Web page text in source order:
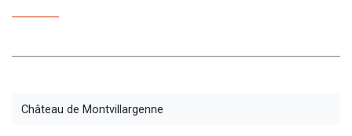
Château de Montvillargenne